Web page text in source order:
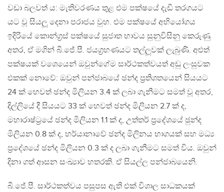
වඩා බලවත් ය: මැතිවරණය තුළ එම පක්ෂයේ දැඩි තරගයට
යට වූ සියලූ දෙනා පරාජය වුහ. එම පක්ෂයේ අභියෝගය
ඉදිරියේ කොන්ග‍්‍රස් පක්ෂයේ සුජාත භාවය සුනුවිසිනු කෙරුණු
අතර, ඒ මගින් බී.ජේ.පී. ජයග‍්‍රහණයට තල්ලූවක් ලැබුණි. අළුත්
පක්ෂයක් වශෙයෙන් ඔවුන්ගේම සාර්ථකත්වයත් අඩු ලංසුවක
එකක් නොවේ: ඔවුන් පන්ජාබයේ ඡන්ද ප‍්‍රතිශතයෙන් සියයට
24 ක් හෙවත් ඡන්ද මිලියන 3.4 ක් ලබා ගැනීමට සමත් වූ අතර,
දිල්ලියේ දී සියයට 33 ක් හෙවත් ඡන්ද මිලියන 2.7 ක් ද,
මහාරාෂ්ට‍්‍රයේ ඡන්ද මිලියන 1.1 ක් ද, උත්තර් ප‍්‍රදේශයේ ඡුන්ද
මිලියන 0.8 ක් ද, හර්යානාවේ ඡන්ද මිලිනය භාගයක් සහ මධ්‍ය
ප‍්‍රදේශයේ ඡන්ද මිලියන 0.3 ක් ද ලබා ගැනීමට සමත් විය. ඔවුන්
දිනා ගත් ආසන සංඛ්‍යාව හතරකි. ඒ සියල්ල පන්ජාබයෙනි.
බී.ජේ.පී. සාර්ථකත්වය පසුපස ඇති එක් විශාල සාධකයක්